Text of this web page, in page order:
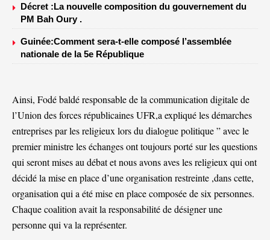
Décret :La nouvelle composition du gouvernement du
PM Bah Oury .
Guinée:Comment sera-t-elle composé l’assemblée
nationale de la 5e République
Ainsi, Fodé baldé responsable de la communication digitale de
l’Union des forces républicaines UFR,a expliqué les démarches
entreprises par les religieux lors du dialogue politique ” avec le
premier ministre les échanges ont toujours porté sur les questions
qui seront mises au débat et nous avons aves les religieux qui ont
décidé la mise en place d’une organisation restreinte ,dans cette,
organisation qui a été mise en place composée de six personnes.
Chaque coalition avait la responsabilité de désigner une
personne qui va la représenter.